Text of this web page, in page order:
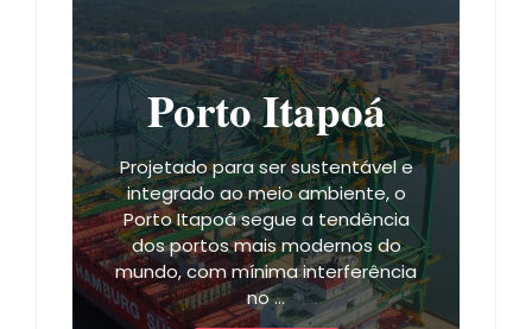
Porto Itapoá
Projetado para ser sustentável e
integrado ao meio ambiente, o
Porto Itapoá segue a tendência
dos portos mais modernos do
mundo, com mínima interferência
no ...